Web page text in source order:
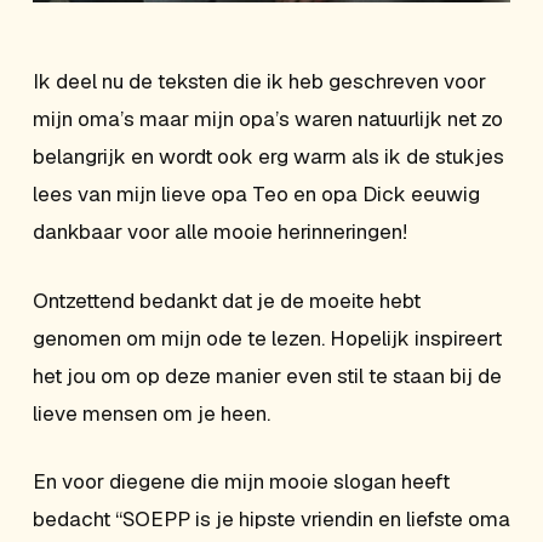
Ik deel nu de teksten die ik heb geschreven voor
mijn oma’s maar mijn opa’s waren natuurlijk net zo
belangrijk en wordt ook erg warm als ik de stukjes
lees van mijn lieve opa Teo en opa Dick eeuwig
dankbaar voor alle mooie herinneringen!
Ontzettend bedankt dat je de moeite hebt
genomen om mijn ode te lezen. Hopelijk inspireert
het jou om op deze manier even stil te staan bij de
lieve mensen om je heen.
En voor diegene die mijn mooie slogan heeft
bedacht “SOEPP is je hipste vriendin en liefste oma